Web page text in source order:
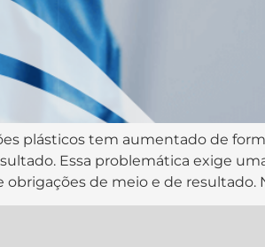
plásticos tem aumentado de
Essa problemática exige
de meio e de